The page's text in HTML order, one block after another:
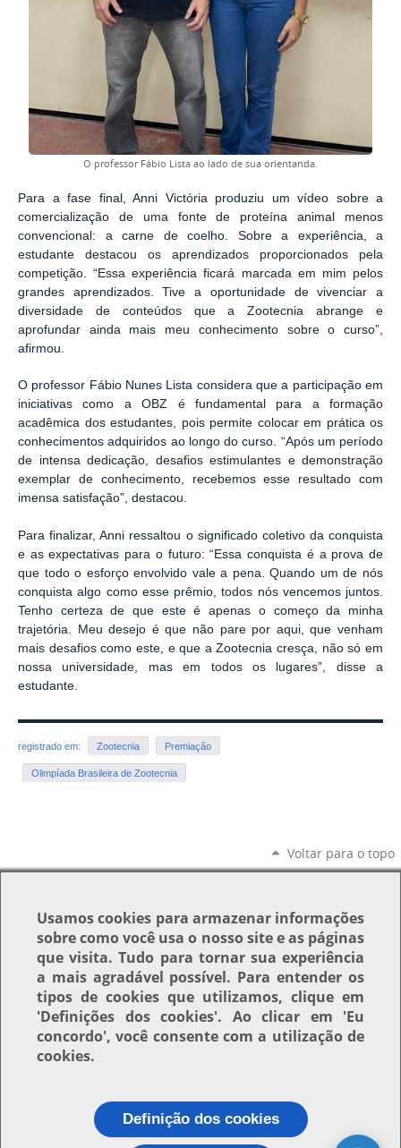
O professor Fábio Lista ao lado de sua orientanda.
Para a fase final, Anni Victória produziu um vídeo sobre a
comercialização de uma fonte de proteína animal menos
convencional: a carne de coelho. Sobre a experiência, a
estudante destacou os aprendizados proporcionados pela
competição. “Essa experiência ficará marcada em mim pelos
grandes aprendizados. Tive a oportunidade de vivenciar a
diversidade de conteúdos que a Zootecnia abrange e
aprofundar ainda mais meu conhecimento sobre o curso”,
afirmou.
O professor Fábio Nunes Lista considera que a participação em
iniciativas como a OBZ é fundamental para a formação
acadêmica dos estudantes, pois permite colocar em prática os
conhecimentos adquiridos ao longo do curso. “Após um período
de intensa dedicação, desafios estimulantes e demonstração
exemplar de conhecimento, recebemos esse resultado com
imensa satisfação”, destacou.
Para finalizar, Anni ressaltou o significado coletivo da conquista
e as expectativas para o futuro: “Essa conquista é a prova de
que todo o esforço envolvido vale a pena. Quando um de nós
conquista algo como esse prêmio, todos nós vencemos juntos.
Tenho certeza de que este é apenas o começo da minha
trajetória. Meu desejo é que não pare por aqui, que venham
mais desafios como este, e que a Zootecnia cresça, não só em
nossa universidade, mas em todos os lugares”, disse a
estudante.
registrado em: Zootecnia Premiação
Olimpíada Brasileira de Zootecnia
Voltar para o topo
Usamoscookies para armazenar informações
sobre como você usa o nosso site e as páginas
que visita. Tudo para tornar sua experiência
a mais agradável possível. Para entender os
tipos de cookies que utilizamos, clique em
'Definições dos cookies'. Ao clicar em 'Eu
concordo', você consente com a utilização de
cookies.